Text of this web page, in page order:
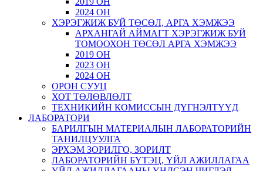
2024 ОН
ХЭРЭГЖИЖ БУЙ ТӨСӨЛ, АРГА ХЭМЖЭЭ
АРХАНГАЙ АЙМАГТ ХЭРЭГЖИЖ БУЙ
ТОМООХОН ТӨСӨЛ АРГА ХЭМЖЭЭ
2019 ОН
2023 ОН
2024 ОН
ОРОН СУУЦ
ХОТ ТӨЛӨВЛӨЛТ
ТЕХНИКИЙН КОМИССЫН ДҮГНЭЛТҮҮД
ЛАБОРАТОРИ
БАРИЛГЫН МАТЕРИАЛЫН ЛАБОРАТОРИЙН
ТАНИЛЦУУЛГА
ЭРХЭМ ЗОРИЛГО, ЗОРИЛТ
ЛАБОРАТОРИЙН БҮТЭЦ, ҮЙЛ АЖИЛЛАГАА